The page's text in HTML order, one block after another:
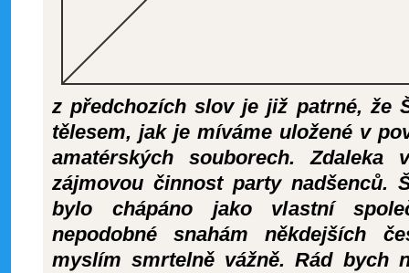
z předchozích slov je již patrné, že
tělesem, jak je míváme uložené v
amatérských souborech.
zájmovou činnost party nadšenců.
bylo chápáno jako vlastní
nepodobné snahám někdejších
myslím smrtelně vážně. Rád bych